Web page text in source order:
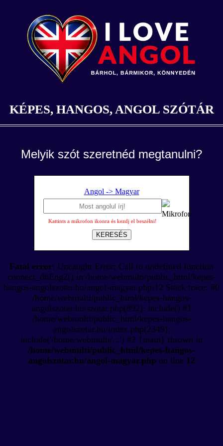
KÉPES, HANGOS, ANGOL SZÓTÁR
Melyik szót szeretnéd megtanulni?
Angol -> Magyar
Kattints a mikrofon ikonra és kezdj el beszélni!
KERESÉS
Fatal error: Uncaught Error: Call to undefined function
connect_dbEng2() in /home/webmulti/public_html/kepes-
hangos-angolszotar.hu/angol-magyar.php:12 Stack trace: #0
/home/webmulti/public_html/kepes-hangos-
angolszotar.hu/szotar.php(892): include() #1
/home/webmulti/public_html/kepes-hangos-
angolszotar.hu/index.php(2349):
include('/home/webmulti/...') #2 {main} thrown in
/home/webmulti/public_html/kepes-hangos-
angolszotar.hu/angol-magyar.php on line 12